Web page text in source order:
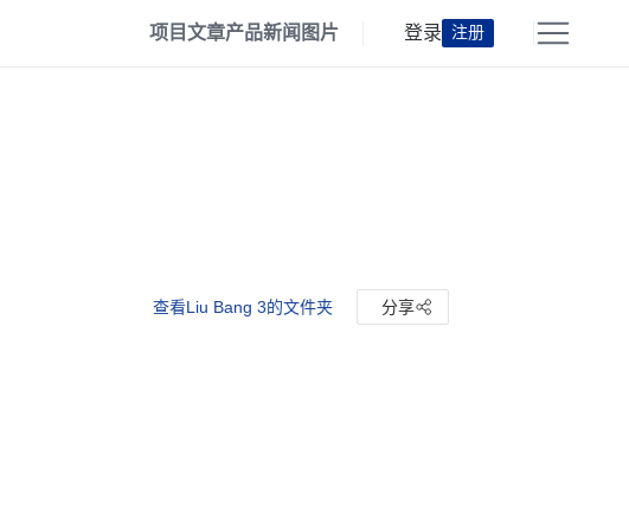
项目文章产品新闻 图片 登录 注册
查看Liu Bang 3的文件夹 分享